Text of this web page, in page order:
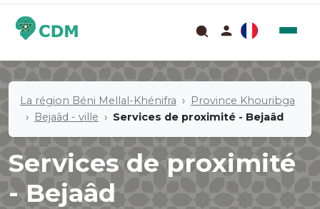
La région Béni Mellal-Khénifra
Province Khouribga
Bejaâd - ville
Services de proximité - Bejaâd
Services de proximité
- Bejaâd